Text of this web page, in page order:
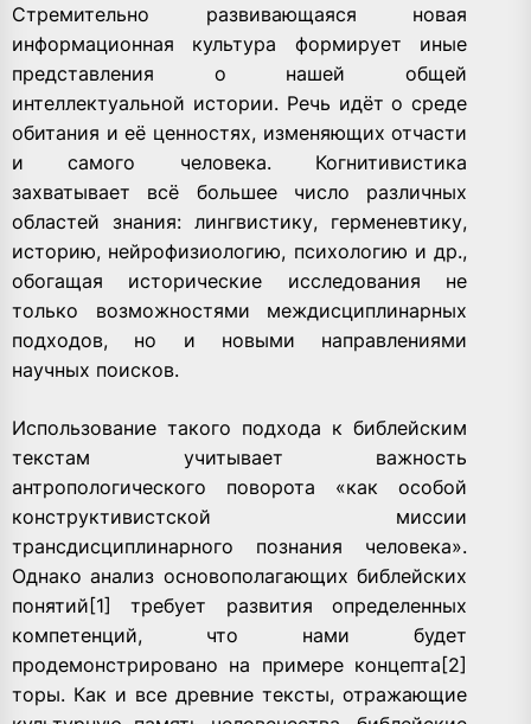
Стремительно развивающаяся новая
информационная культура формирует иные
представления о нашей общей
интеллектуальной истории. Речь идёт о среде
обитания и её ценностях, изменяющих отчасти
и самого человека. Когнитивистика
захватывает всё большее число различных
областей знания: лингвистику, герменевтику,
историю, нейрофизиологию, психологию и др.,
обогащая исторические исследования не
только возможностями междисциплинарных
подходов, но и новыми направлениями
научных поисков.
Использование такого подхода к библейским
текстам учитывает важность
антропологического поворота «как особой
конструктивистской миссии
трансдисциплинарного познания человека».
Однако анализ основополагающих библейских
понятий[1] требует развития определенных
компетенций, что нами будет
продемонстрировано на примере концепта[2]
торы. Как и все древние тексты, отражающие